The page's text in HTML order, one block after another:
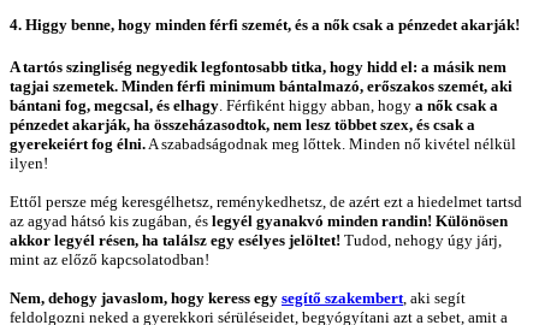
4. Higgy benne, hogy minden férfi szemét, és a nők csak a pénzedet akarják!
A tartós szingliség negyedik legfontosabb titka, hogy hidd el: a másik nem
tagjai szemetek. Minden férfi minimum bántalmazó, erőszakos szemét, aki
bántani fog, megcsal, és elhagy . Férfiként higgy abban, hogy a nők csak a
pénzedet akarják, ha összeházasodtok, nem lesz többet szex, és csak a
gyerekeiért fog élni. A szabadságodnak meg lőttek. Minden nő kivétel nélkül
ilyen!
Ettől persze még keresgélhetsz, reménykedhetsz, de azért ezt a hiedelmet tartsd
az agyad hátsó kis zugában, és legyél gyanakvó minden randin! Különösen
akkor legyél résen, ha találsz egy esélyes jelöltet! Tudod, nehogy úgy járj,
mint az előző kapcsolatodban!
Nem, dehogy javaslom, hogy keress egy segítő szakembert , aki segít
feldolgozni neked a gyerekkori sérüléseidet, begyógyítani azt a sebet, amit a